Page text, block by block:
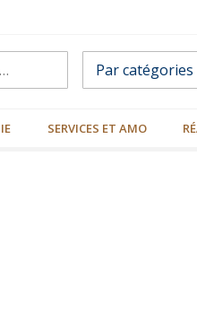
SERVICES ET AMO